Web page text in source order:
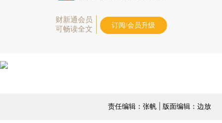
财新通会员
可畅读全文
订阅/会员升级
责任编辑：张帆 | 版面编辑：边放